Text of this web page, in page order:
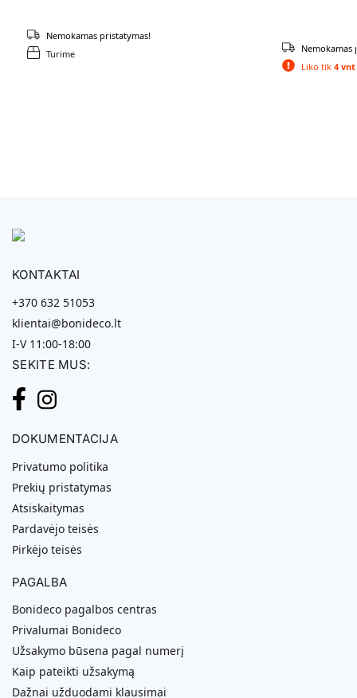
Turime
Nemokamas pristatymas!
Liko tik 4 vnt.
Nemokamas
KONTAKTAI
+370 632 51053
klientai@bonideco.lt
I-V 11:00-18:00
SEKITE MUS:
DOKUMENTACIJA
Privatumo politika
Prekių pristatymas
Atsiskaitymas
Pardavėjo teisės
Pirkėjo teisės
PAGALBA
Bonideco pagalbos centras
Privalumai Bonideco
Užsakymo būsena pagal numerį
Kaip pateikti užsakymą
Dažnai užduodami klausimai